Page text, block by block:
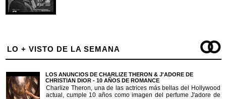
LO + VISTO DE LA SEMANA
LOS ANUNCIOS DE CHARLIZE THERON & J'ADORE DE
CHRISTIAN DIOR - 10 AÑOS DE ROMANCE
Charlize Theron, una de las actrices más bellas del Hollywood
actual, cumple 10 años como imagen del perfume J'adore de